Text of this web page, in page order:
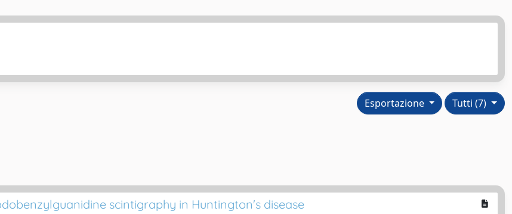
Tutti (7)
Esportazione
scintigraphy in Huntington's disease